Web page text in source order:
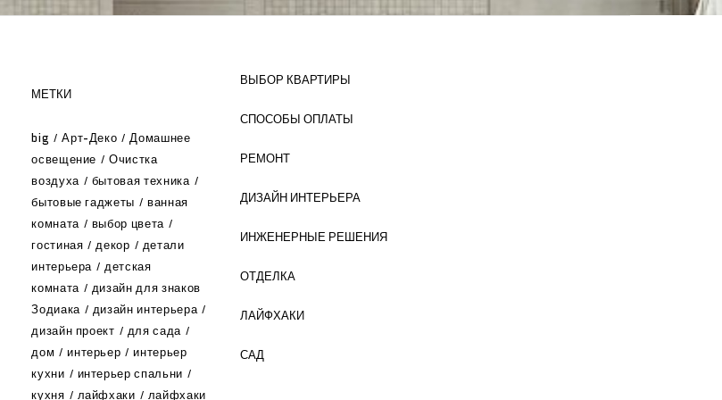
МЕТКИ
big Арт-Деко
Домашнее
освещение
Очистка
воздуха
бытовая техника
бытовые гаджеты
ванная
комната
выбор цвета
гостиная
декор
детали
интерьера
детская
комната
дизайн для знаков
Зодиака
дизайн интерьера
дизайн проект
для сада
дом
интерьер
интерьер
кухни
интерьер спальни
кухня
лайфхаки лайфхаки
ВЫБОР КВАРТИРЫ
СПОСОБЫ ОПЛАТЫ
РЕМОНТ
ДИЗАЙН ИНТЕРЬЕРА
ИНЖЕНЕРНЫЕ РЕШЕНИЯ
ОТДЕЛКА
ЛАЙФХАКИ
САД